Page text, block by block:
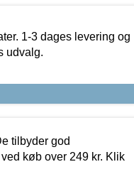
1-3 dages levering og
udvalg.
tilbyder god
køb over 249 kr. Klik